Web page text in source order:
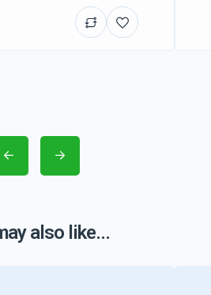
also like...